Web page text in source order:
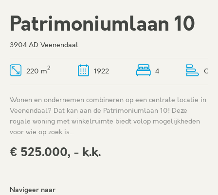
Patrimoniumlaan 10
3904 AD Veenendaal
220 m2 1922 4 C
Wonen en ondernemen combineren op een centrale locatie in
Veenendaal? Dat kan aan de Patrimoniumlaan 10! Deze
royale woning met winkelruimte biedt volop mogelijkheden
voor wie op zoek is…
€ 525.000, - k.k.
Navigeer naar